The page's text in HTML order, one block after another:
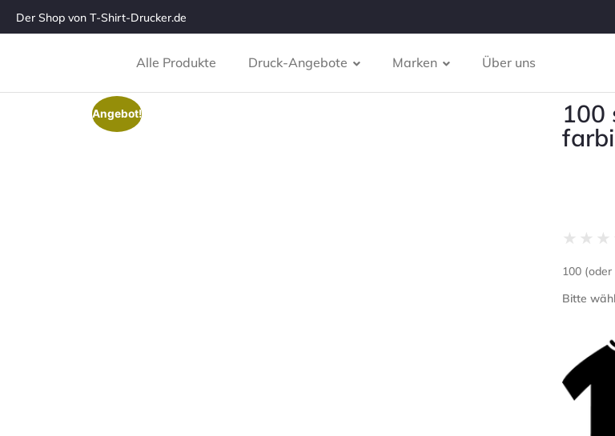
Der Shop von T-Shirt-Drucker.de
Alle Produkte Druck-Angebote Marken Über uns
Angebot! 100
★ ★ ★
100
Bitte